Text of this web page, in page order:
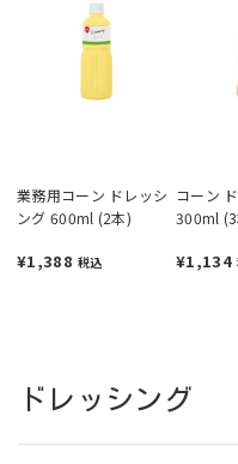
業務用コーン ドレッシ
ング 600ml (2本)
¥1,388 税込
コーン
300ml
¥1,134
ドレッシング